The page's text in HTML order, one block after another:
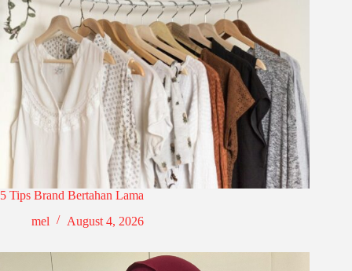
5 Tips Brand Bertahan Lama
mel
August 4, 2026